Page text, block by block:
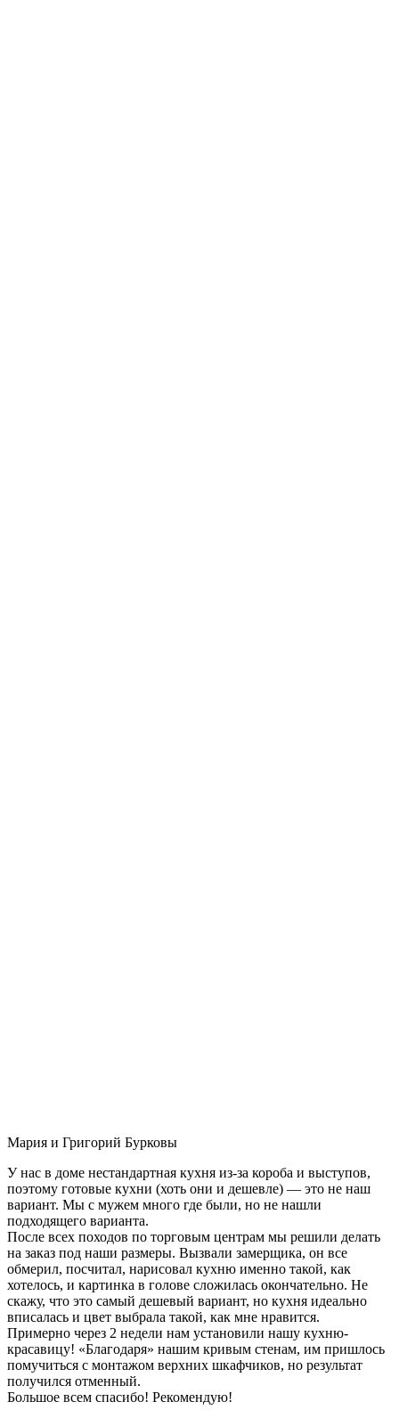
Мария и Григорий Бурковы
У нас в доме нестандартная кухня из-за короба и выступов,
поэтому готовые кухни (хоть они и дешевле) — это не наш
вариант. Мы с мужем много где были, но не нашли
подходящего варианта.
После всех походов по торговым центрам мы решили делать
на заказ под наши размеры. Вызвали замерщика, он все
обмерил, посчитал, нарисовал кухню именно такой, как
хотелось, и картинка в голове сложилась окончательно. Не
скажу, что это самый дешевый вариант, но кухня идеально
вписалась и цвет выбрала такой, как мне нравится.
Примерно через 2 недели нам установили нашу кухню-
красавицу! «Благодаря» нашим кривым стенам, им пришлось
помучиться с монтажом верхних шкафчиков, но результат
получился отменный.
Большое всем спасибо! Рекомендую!